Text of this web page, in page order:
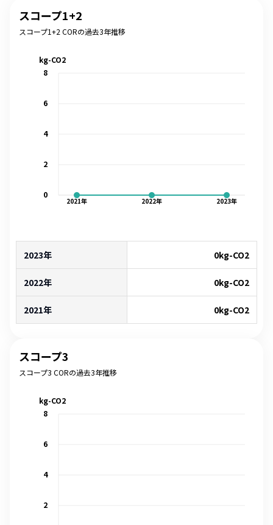
スコープ1+2
スコープ1+2 CORの過去3年推移
2021年 2022年 2023年
0
2
4
6
8
kg-CO2
2023年 0kg-CO2
2022年 0kg-CO2
2021年 0kg-CO2
スコープ3
スコープ3 CORの過去3年推移
2
4
6
8
kg-CO2